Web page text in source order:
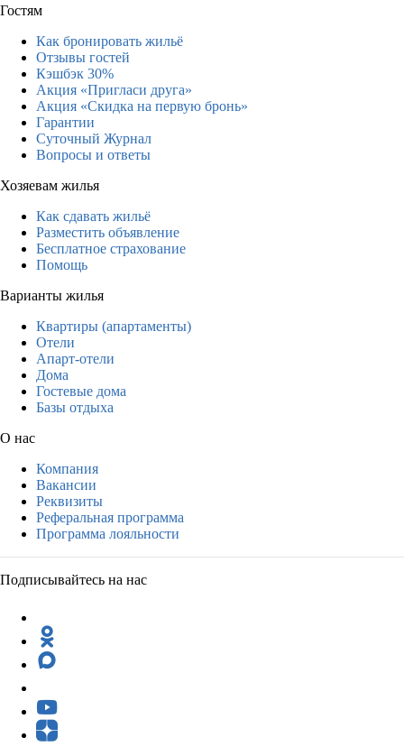
Гостям
Как бронировать жильё
Отзывы гостей
Кэшбэк 30%
Акция «Пригласи друга»
Акция «Скидка на первую бронь»
Гарантии
Суточный Журнал
Вопросы и ответы
Хозяевам жилья
Как сдавать жильё
Разместить объявление
Бесплатное страхование
Помощь
Варианты жилья
Квартиры (апартаменты)
Отели
Апарт-отели
Дома
Гостевые дома
Базы отдыха
О нас
Компания
Вакансии
Реквизиты
Реферальная программа
Программа лояльности
Подписывайтесь на нас